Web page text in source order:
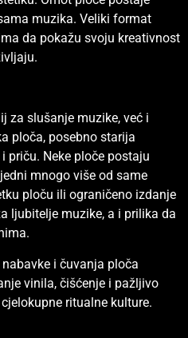
muzika. Veliki format
da pokažu svoju kreativnost
za slušanje muzike, već i
ploča, posebno starija
priču. Neke ploče postaju
mnogo više od same
ploču ili ograničeno izdanje
ljubitelje muzike, a i prilika da
i čuvanja ploča
vinila, čišćenje i pažljivo
ritualne kulture.